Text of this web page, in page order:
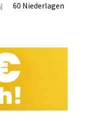
60 Niederlagen